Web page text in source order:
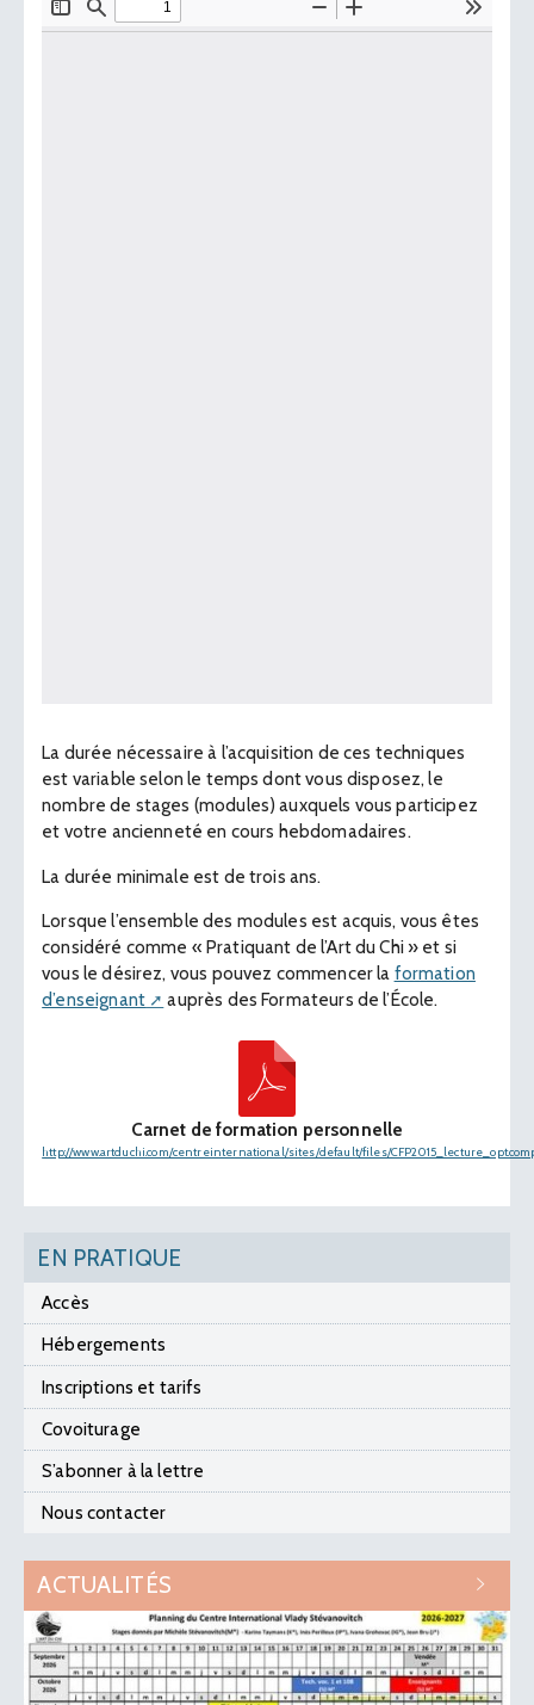
La durée nécessaire à l’acquisition de ces techniques
est variable selon le temps dont vous disposez, le
nombre de stages (modules) auxquels vous participez
et votre ancienneté en cours hebdomadaires.
La durée minimale est de trois ans.
Lorsque l’ensemble des modules est acquis, vous êtes
considéré comme « Pratiquant de l’Art du Chi » et si
vous le désirez, vous pouvez commencer la formation
d’enseignant
auprès des Formateurs de l’École.
Carnet de formation personnelle
http://www.artduchi.com/centreinternational/sites/default/files/
EN PRATIQUE
Accès
Hébergements
Inscriptions et tarifs
Covoiturage
S’abonner à la lettre
Nous contacter
ACTUALITÉS